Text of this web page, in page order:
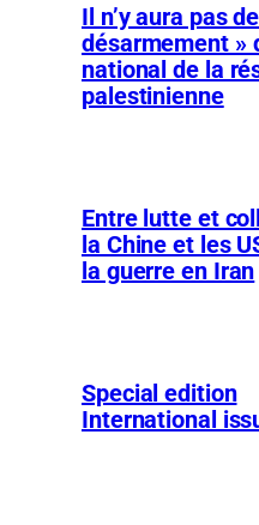
Il n’y aura pas
désarmement »
national de la
palestinienne
Entre lutte et
la Chine et les
la guerre en Iran
Special edition
International